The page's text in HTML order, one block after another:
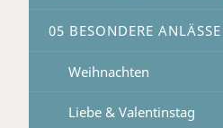
05 BESONDERE ANLÄSSE
Weihnachten
Liebe & Valentinstag